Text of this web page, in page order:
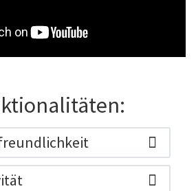
Benutzeroberflächen können